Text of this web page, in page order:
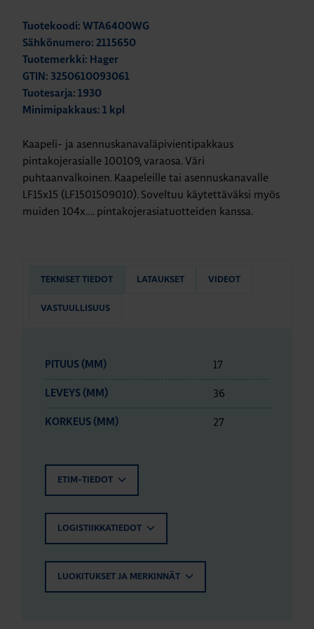
Tuotekoodi: WTA6400WG
Sähkönumero: 2115650
Tuotemerkki: Hager
GTIN: 3250610093061
Tuotesarja: 1930
Minimipakkaus: 1 kpl
Kaapeli- ja asennuskanavaläpivientipakkaus
pintakojerasialle 100109, varaosa. Väri
puhtaanvalkoinen. Kaapeleille tai asennuskanavalle
LF15x15 (LF1501509010). Soveltuu käytettäväksi myös
muiden 104x…. pintakojerasiatuotteiden kanssa.
TEKNISET TIEDOT LATAUKSET VIDEOT
VASTUULLISUUS
PITUUS (MM) 17
LEVEYS (MM) 36
KORKEUS (MM) 27
ETIM-TIEDOT
LOGISTIIKKATIEDOT
LUOKITUKSET JA MERKINNÄT